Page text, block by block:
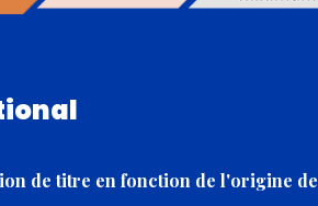
de titre en fonction de l'origine